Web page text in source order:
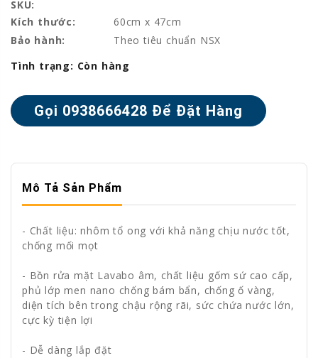
SKU:
Kích thước:
60cm x 47cm
Bảo hành:
Theo tiêu chuẩn NSX
Tình trạng: Còn hàng
Mô Tả Sản Phẩm
- Chất liệu: nhôm tổ ong với khả năng chịu nước tốt,
chống mối mọt
- Bồn rửa mặt Lavabo âm, chất liệu gốm sứ cao cấp,
phủ lớp men nano chống bám bẩn, chống ố vàng,
diện tích bên trong chậu rộng rãi, sức chứa nước lớn,
cực kỳ tiện lợi
- Dễ dàng lắp đặt